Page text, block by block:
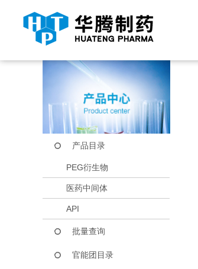
当前位置： 首页 产品中心
产品目录
PEG衍生物
医药中间体
API
批量查询
官能团目录